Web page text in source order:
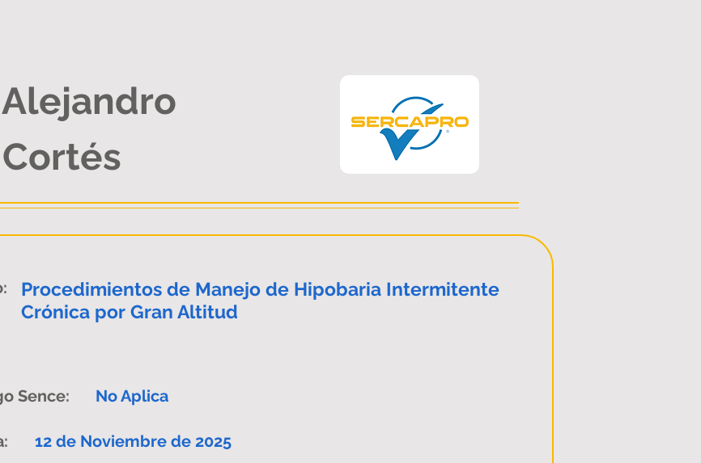
Procedimientos de Manejo de Hipobaria Intermitente
Crónica por Gran Altitud
Sence: No Aplica
12 de Noviembre de 2025